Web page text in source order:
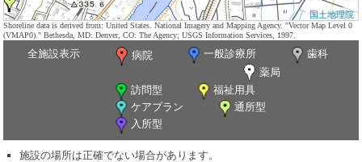
国土地理院
Shoreline data is derived from: United States. National Imagery and Mapping Agency. "Vector Map Level 0
(VMAP0)." Bethesda, MD: Denver, CO: The Agency; USGS Information Services, 1997.
全施設表示 病院 一般診療所
歯科
薬局
訪問型
福祉用具
ケアプラン
通所型
入所型
施設の場所は正確でない場合があります。